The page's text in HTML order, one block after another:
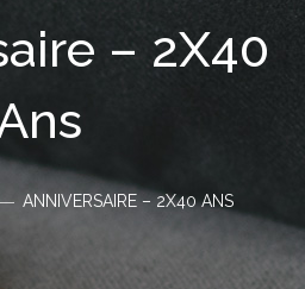
– 2X40
ANNIVERSAIRE – 2X40 ANS